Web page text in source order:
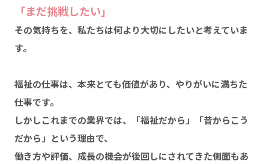
「まだ挑戦したい」
その気持ちを、私たちは何より大切にしたいと考えていま
す。
福祉の仕事は、本来とても価値があり、やりがいに満ちた
仕事です。
しかしこれまでの業界では、「福祉だから」「昔からこう
だから」という理由で、
働き方や評価、成長の機会が後回しにされてきた側面もあ